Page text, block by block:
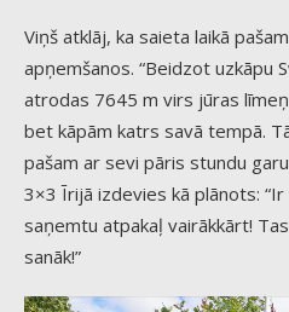
Viņš atklāj, ka saieta laikā
apņemšanos. “Beidzot uzkāpu
atrodas 7645 m virs jūras
bet kāpām katrs savā tempā.
pašam ar sevi pāris stundu
3×3 Īrijā izdevies kā plānots:
saņemtu atpakaļ vairākkārt!
sanāk!”